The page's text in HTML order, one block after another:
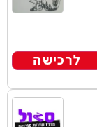
לרכישה